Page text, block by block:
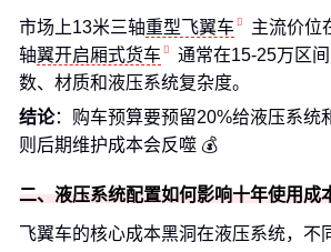
市场上13米三轴重型飞翼车
主流价位
轴翼开启厢式货车
通常在15-25万区
数、材质和液压系统复杂度。
结论：购车预算要预留20%给液压系统
则后期维护成本会反噬 💰
二、液压系统配置如何影响十年使用成
飞翼车的核心成本黑洞在液压系统，不